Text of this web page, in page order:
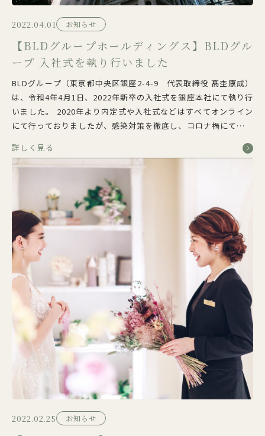
2022.04.01 お知らせ
【BLDグループホールディングス】BLDグル
ープ 入社式を執り行いました
BLDグループ（東京都中央区銀座2-4-9 代表取締役 髙杢康成）
は、令和4年4月1日、2022年新卒の入社式を銀座本社にて執り行
いました。 2020年より内定式や入社式などはすべてオンライン
にて行っておりましたが、感染対策を徹底し、コロナ禍にてはじ
ました。 BLDグ […]
詳しく見る
2022.02.25 お知らせ